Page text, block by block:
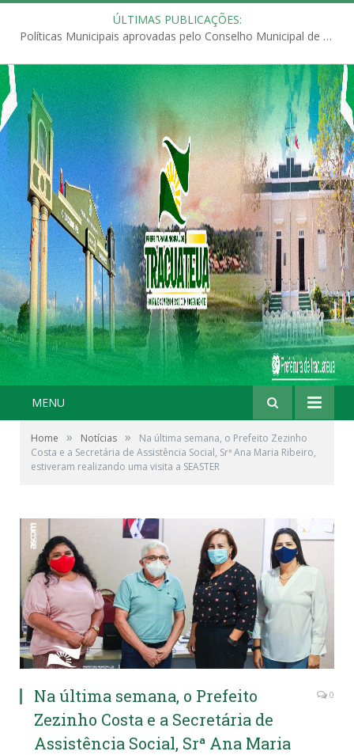
ÚLTIMAS PUBLICAÇÕES:
Políticas Municipais aprovadas pelo Conselho Municipal de Educação (CME)
MENU
Home » Notícias »
Na última semana, o Prefeito Zezinho
Costa e a Secretária de Assistência Social, Srª Ana Maria Ribeiro,
estiveram realizando uma visita a SEASTER
Na última semana, o Prefeito
Zezinho Costa e a Secretária de
Assistência Social, Srª Ana Maria
0